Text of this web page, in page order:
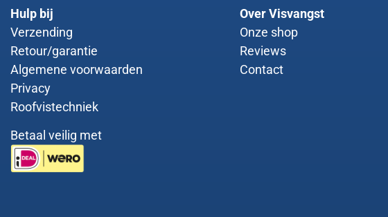
Hulp bij
Verzending
Retour/garantie
Algemene voorwaarden
Privacy
Roofvistechniek
Betaal veilig met
Over Visvangst
Onze shop
Reviews
Contact